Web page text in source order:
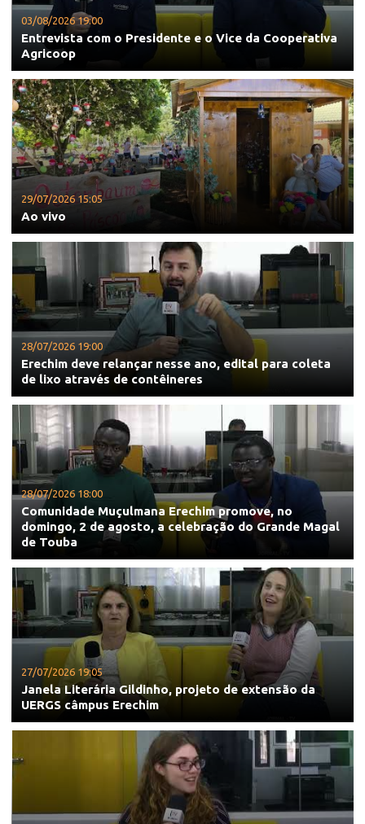
03/08/2026 19:00
Entrevista com o Presidente e o Vice da Cooperativa
Agricoop
29/07/2026 15:05
Ao vivo
28/07/2026 19:00
Erechim deve relançar nesse ano, edital para coleta
de lixo através de contêineres
28/07/2026 18:00
Comunidade Muçulmana Erechim promove, no
domingo, 2 de agosto, a celebração do Grande Magal
de Touba
27/07/2026 19:05
Janela Literária Gildinho, projeto de extensão da
UERGS câmpus Erechim